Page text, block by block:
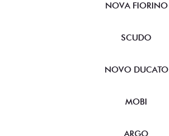
NOVA FIORINO
SCUDO
NOVO DUCATO
MOBI
ARGO